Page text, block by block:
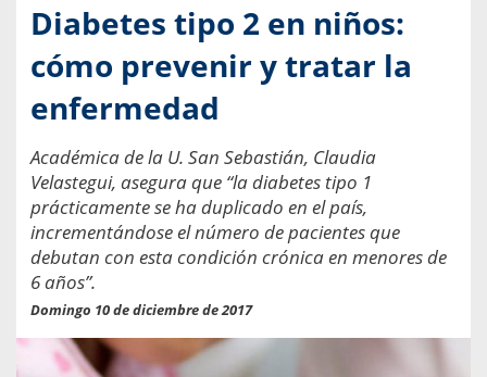
Diabetes tipo 2 en niños:
cómo prevenir y tratar la
enfermedad
Académica de la U. San Sebastián, Claudia
Velastegui, asegura que “la diabetes tipo 1
prácticamente se ha duplicado en el país,
incrementándose el número de pacientes que
debutan con esta condición crónica en menores de
6 años”.
Domingo 10 de diciembre de 2017